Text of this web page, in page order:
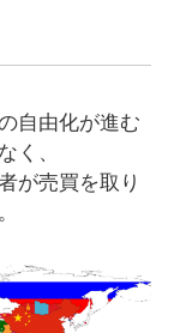
自由化が進む
く、
が売買を取り